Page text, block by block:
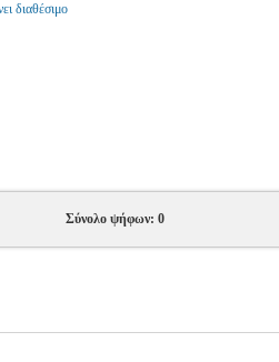
διαθέσιμο
Σύνολο ψήφων: 0